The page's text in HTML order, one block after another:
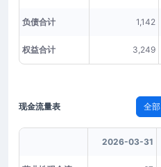
负债合计 1,142
权益合计 3,249
现金流量表 全部
2026-03-31